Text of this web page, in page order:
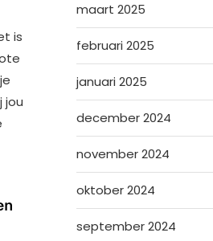
is
jou
maart 2025
februari 2025
januari 2025
december 2024
november 2024
oktober 2024
september 2024